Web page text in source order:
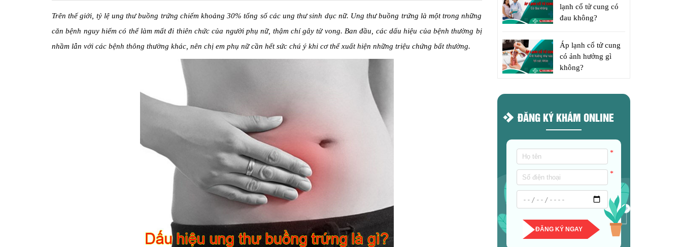
Trên thế giới, tỷ lệ ung thư buồng trứng chiếm khoảng 30% tổng số các ung thư sinh dục nữ. Ung thư buồng trứng là một trong những
căn bệnh nguy hiểm có thể làm mất đi thiên chức của người phụ nữ, thậm chí gây tử vong. Ban đầu, các dấu hiệu của bệnh thường bị
nhầm lẫn với các bệnh thông thường khác, nên chị em phụ nữ cần hết sức chú ý khi cơ thể xuất hiện những triệu chứng bất thường.
lạnh cổ tử cung có
đau không?
Áp lạnh cổ tử cung
có ảnh hưởng gì
không?
ĐĂNG KÝ KHÁM ONLINE
*
*
ĐĂNG KÝ NGAY